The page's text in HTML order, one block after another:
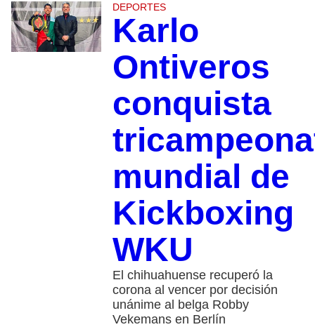
DEPORTES
Karlo
Ontiveros
conquista
mundial de
Kickboxing
WKU
El chihuahuense recuperó la
corona al vencer por decisión
unánime al belga Robby
Vekemans en Berlín